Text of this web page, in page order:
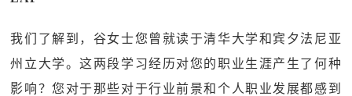
我们了解到，谷女士您曾就读于清华大学和宾夕法尼亚
州立大学。这两段学习经历对您的职业生涯产生了何种
影响？您对于那些对于行业前景和个人职业发展都感到